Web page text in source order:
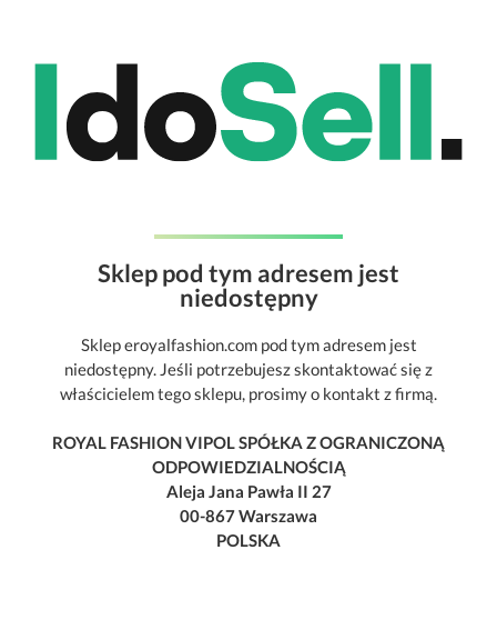
Sklep pod tym adresem jest
niedostępny
Sklep eroyalfashion.com pod tym adresem jest
niedostępny. Jeśli potrzebujesz skontaktować się z
właścicielem tego sklepu, prosimy o kontakt z firmą.
ROYAL FASHION VIPOL SPÓŁKA Z OGRANICZONĄ
ODPOWIEDZIALNOŚCIĄ
Aleja Jana Pawła II 27
00-867 Warszawa
POLSKA